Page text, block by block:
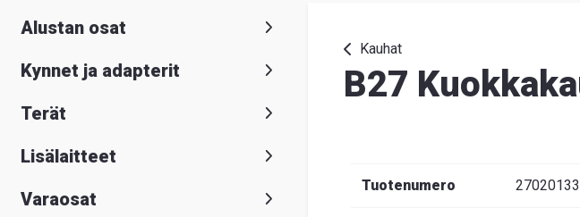
Tuotevalitsin
meistä
Alustan osat
Kynnet ja adapterit
Terät
Lisälaitteet
Varaosat
Kauhat
B27
Tuotenumero